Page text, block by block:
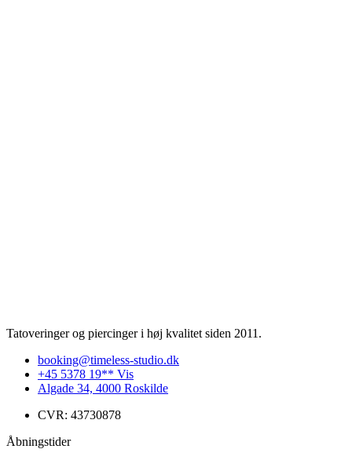
Tatoveringer og piercinger i høj kvalitet siden 2011.
booking@timeless-studio.dk
+45 5378 19** Vis
Algade 34, 4000 Roskilde
CVR: 43730878
Åbningstider